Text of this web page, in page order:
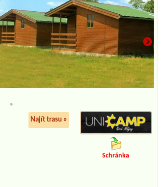
Najít trasu »
Schránka